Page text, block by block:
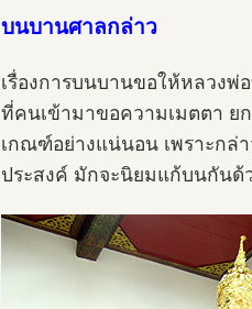
บนบานศาลกล่าว
เรื่องการบนบานขอให้หลวง
ที่คนเข้ามาขอความเมตตา ย
เกณฑ์อย่างแน่นอน เพราะกล่
ประสงค์ มักจะนิยมแก้บนกันด้